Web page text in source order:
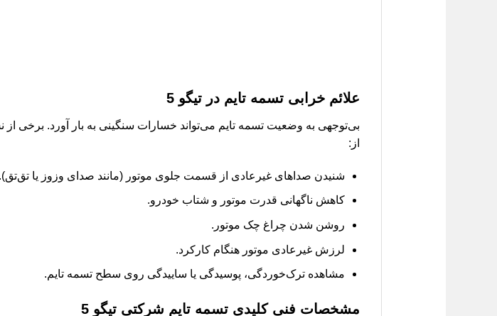
علائم خرابی تسمه تایم در تیگو 5
از:
شنیدن صداهای غیرعادی از قسمت جلوی موتور (مانند صدای وزوز یا تق‌تق).
کاهش ناگهانی قدرت موتور و شتاب خودرو.
روشن شدن چراغ چک موتور.
لرزش غیرعادی موتور هنگام کارکرد.
مشاهده ترک‌خوردگی، پوسیدگی یا ساییدگی روی سطح تسمه تایم.
مشخصات فنی کلیدی تسمه تایم شرکتی تیگو 5